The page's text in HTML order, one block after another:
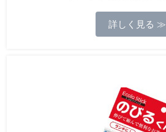
詳しく見る ≫